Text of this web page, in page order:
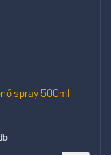
spray 500ml